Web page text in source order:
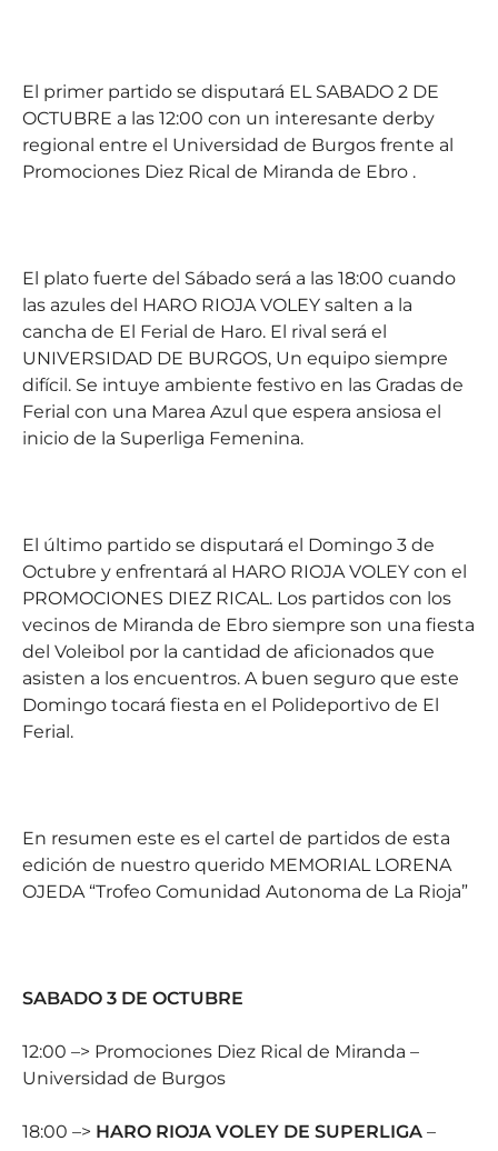
El primer partido se disputará EL SABADO 2 DE
OCTUBRE a las 12:00 con un interesante derby
regional entre el Universidad de Burgos frente al
Promociones Diez Rical de Miranda de Ebro .
El plato fuerte del Sábado será a las 18:00 cuando
las azules del HARO RIOJA VOLEY salten a la
cancha de El Ferial de Haro. El rival será el
UNIVERSIDAD DE BURGOS, Un equipo siempre
difícil. Se intuye ambiente festivo en las Gradas de
Ferial con una Marea Azul que espera ansiosa el
inicio de la Superliga Femenina.
El último partido se disputará el Domingo 3 de
Octubre y enfrentará al HARO RIOJA VOLEY con el
PROMOCIONES DIEZ RICAL. Los partidos con los
vecinos de Miranda de Ebro siempre son una fiesta
del Voleibol por la cantidad de aficionados que
asisten a los encuentros. A buen seguro que este
Domingo tocará fiesta en el Polideportivo de El
Ferial.
En resumen este es el cartel de partidos de esta
edición de nuestro querido MEMORIAL LORENA
OJEDA “Trofeo Comunidad Autonoma de La Rioja”
SABADO 3 DE OCTUBRE
12:00 –> Promociones Diez Rical de Miranda –
Universidad de Burgos
18:00 –> HARO RIOJA VOLEY DE SUPERLIGA –